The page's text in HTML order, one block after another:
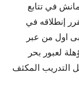
في تتابع
إنطلاقه في
اول من عبر
لعبور بحر
التدريب المكثف